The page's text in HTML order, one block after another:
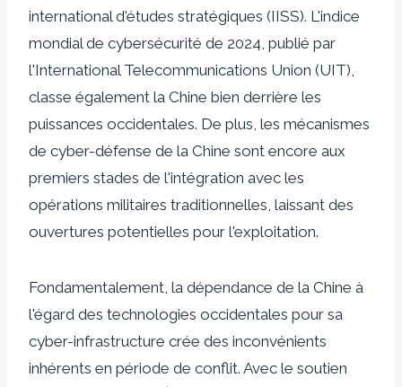
international d'études stratégiques (IISS). L'indice
mondial de cybersécurité de 2024, publié par
l'International Telecommunications Union (UIT),
classe également la Chine bien derrière les
puissances occidentales. De plus, les mécanismes
de cyber-défense de la Chine sont encore aux
premiers stades de l'intégration avec les
opérations militaires traditionnelles, laissant des
ouvertures potentielles pour l'exploitation.
Fondamentalement, la dépendance de la Chine à
l'égard des technologies occidentales pour sa
cyber-infrastructure crée des inconvénients
inhérents en période de conflit. Avec le soutien